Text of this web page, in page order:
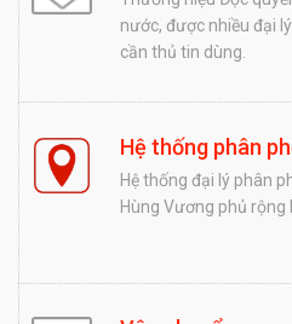
nước, được nhiều đại
cần thủ tin dùng.
Hệ thống phân
Hệ thống đại lý phân
Hùng Vương phủ rộng